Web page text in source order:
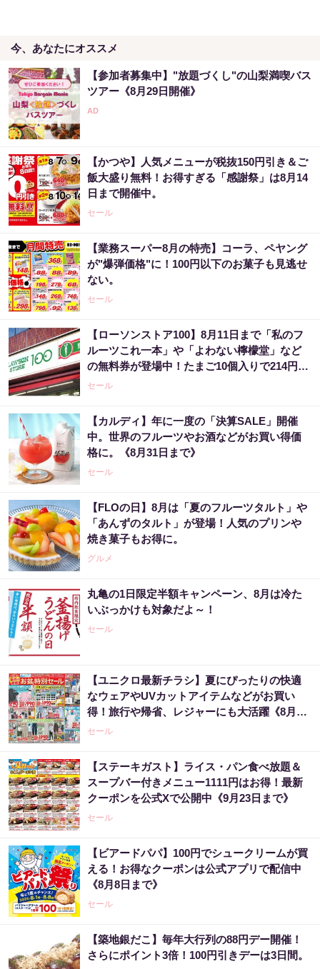
今、あなたにオススメ
【参加者募集中】"放題づくし"の山梨満喫バス
ツアー《8月29日開催》
【かつや】人気メニューが税抜150円引き＆ご
飯大盛り無料！お得すぎる「感謝祭」は8月14
日まで開催中。
セール
【業務スーパー8月の特売】コーラ、ペヤング
が"爆弾価格"に！100円以下のお菓子も見逃せ
ない。
セール
【ローソンストア100】8月11日まで「私のフ
ルーツこれ一本」や「よわない檸檬堂」など
の無料券が登場中！たまご10個入りで214円な
どのお得企画も見逃せない。
セール
【カルディ】年に一度の「決算SALE」開催
中。世界のフルーツやお酒などがお買い得価
格に。《8月31日まで》
セール
【FLOの日】8月は「夏のフルーツタルト」や
「あんずのタルト」が登場！人気のプリンや
焼き菓子もお得に。
グルメ
丸亀の1日限定半額キャンペーン、8月は冷た
いぶっかけも対象だよ～！
セール
【ユニクロ最新チラシ】夏にぴったりの快適
なウェアやUVカットアイテムなどがお買い
得！旅行や帰省、レジャーにも大活躍《8月13
日まで》
セール
【ステーキガスト】ライス・パン食べ放題＆
スープバー付きメニュー1111円はお得！最新
クーポンを公式Xで公開中《9月23日まで》
セール
【ビアードパパ】100円でシュークリームが買
える！お得なクーポンは公式アプリで配信中
《8月8日まで》
セール
【築地銀だこ】毎年大行列の88円デー開催！
さらにポイント3倍！100円引きデーは3日間。